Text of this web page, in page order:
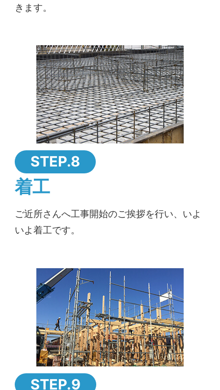
きます。
STEP.8
着工
ご近所さんへ工事開始のご挨拶を行い、いよ
いよ着工です。
STEP.9